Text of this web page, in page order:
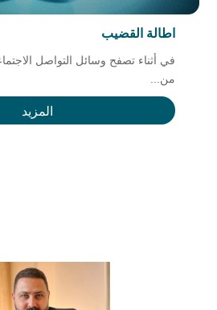
اطالة القضيب
في أثناء تصفح وسائل التواصل
من...
المزيد